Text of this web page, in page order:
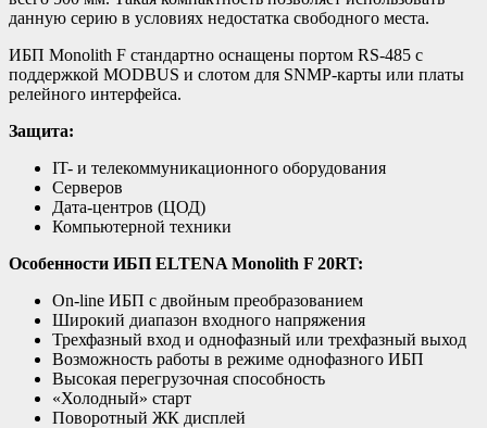
данную серию в условиях недостатка свободного места.
ИБП Monolith F стандартно оснащены портом RS-485 c
поддержкой MODBUS и слотом для SNMP-карты или платы
релейного интерфейса.
Защита:
IT- и телекоммуникационного оборудования
Серверов
Дата-центров (ЦОД)
Компьютерной техники
Особенности ИБП ELTENA Monolith F 20RT:
On-line ИБП с двойным преобразованием
Широкий диапазон входного напряжения
Трехфазный вход и однофазный или трехфазный выход
Возможность работы в режиме однофазного ИБП
Высокая перегрузочная способность
«Холодный» старт
Поворотный ЖК дисплей